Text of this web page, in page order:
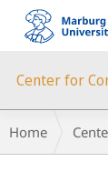
mobile
navigation
Center for
Breadcrumb-
Navigation
Home